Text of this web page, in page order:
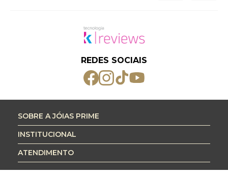
REDES SOCIAIS
SOBRE A JÓIAS PRIME
INSTITUCIONAL
ATENDIMENTO